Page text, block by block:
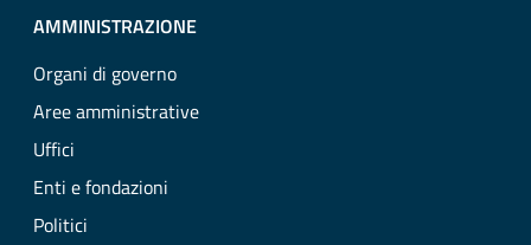
AMMINISTRAZIONE
Organi di governo
Aree amministrative
Uffici
Enti e fondazioni
Politici